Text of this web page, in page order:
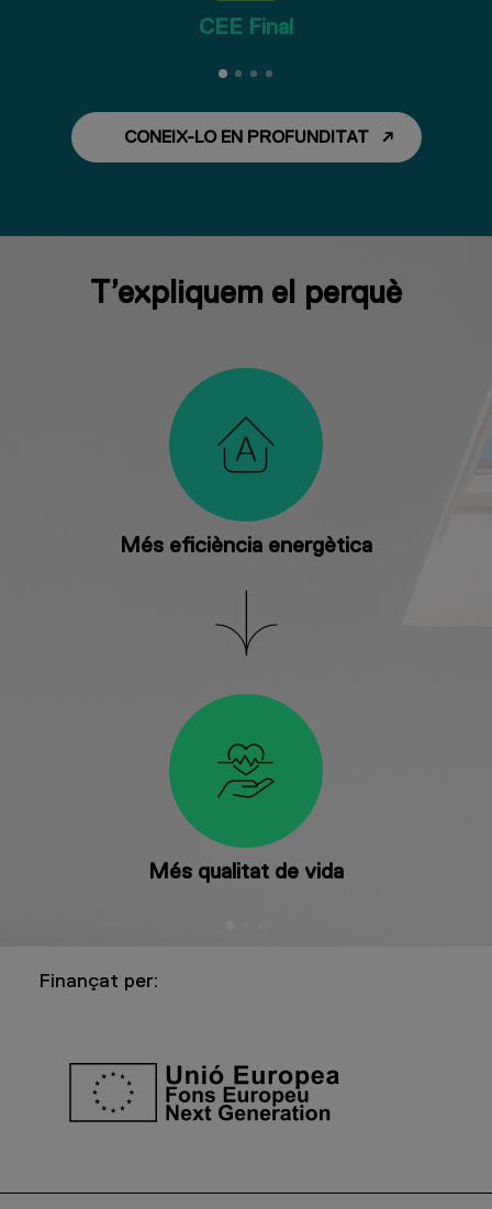
CEE Final
CONEIX-LO EN PROFUNDITAT
T’expliquem el perquè
Més eficiència energètica
Més qualitat de vida
Finançat per: